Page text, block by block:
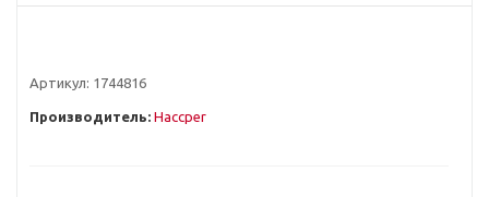
Артикул: 1744816
Производитель: Haccper